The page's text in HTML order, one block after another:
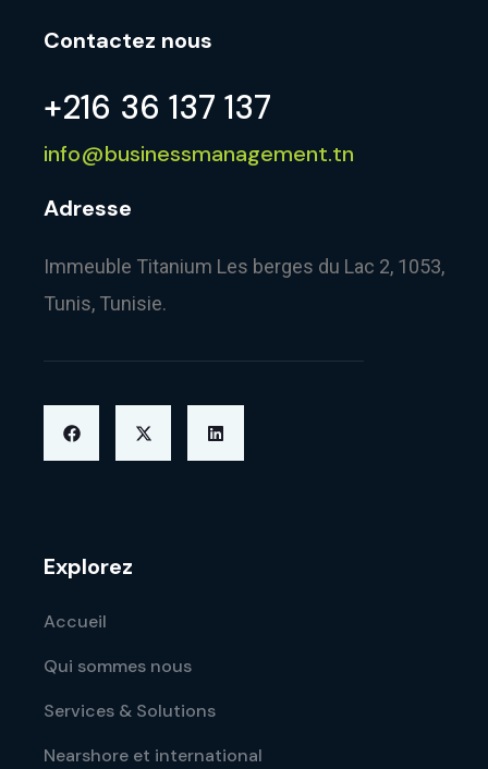
Contactez nous
+216 36 137 137
info@businessmanagement.tn
Adresse
Immeuble Titanium Les berges du Lac 2, 1053,
Tunis, Tunisie.
Explorez
Accueil
Qui sommes nous
Services & Solutions
Nearshore et international